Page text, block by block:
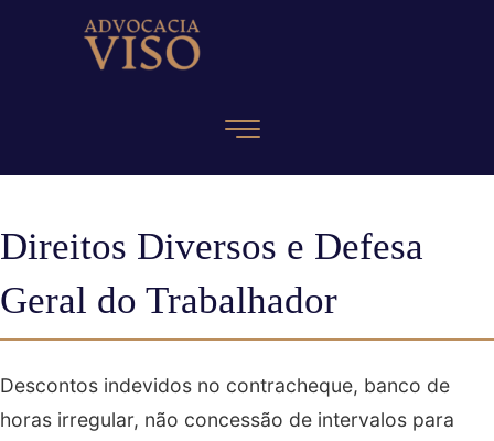
Direitos Diversos e Defesa
Geral do Trabalhador
Descontos indevidos no contracheque, banco de
horas irregular, não concessão de intervalos para